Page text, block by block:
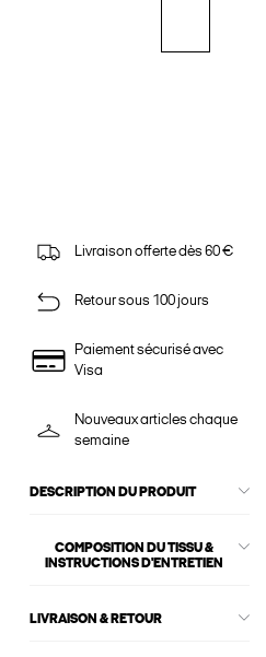
Livraison offerte dès 60 €
Retour sous 100 jours
Paiement sécurisé avec
Visa
Nouveaux articles chaque
semaine
DESCRIPTION DU PRODUIT
COMPOSITION DU TISSU &
INSTRUCTIONS D'ENTRETIEN
LIVRAISON & RETOUR